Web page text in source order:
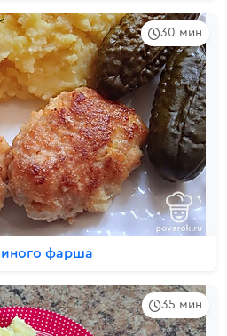
30 мин
фарша
35 мин